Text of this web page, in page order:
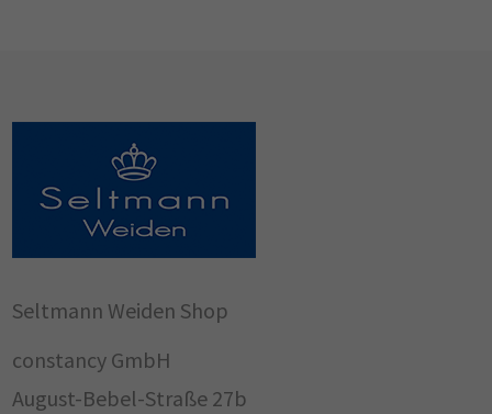
Seltmann Weiden Shop
constancy GmbH
August-Bebel-Straße 27b